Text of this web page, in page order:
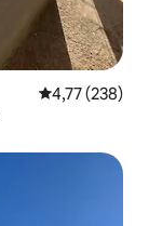
Évaluation
4,77 (238)